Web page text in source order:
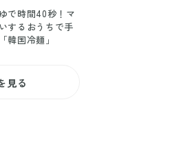
で時間40秒！マ
するおうちで手
韓国冷麺」
見る